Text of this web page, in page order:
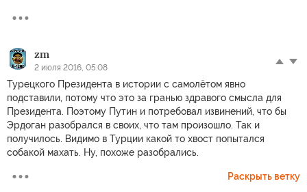
zm
2 июля 2016, 05:08
Турецкого Президента в истории с самолётом явно
подставили, потому что это за гранью здравого смысла для
Президента. Поэтому Путин и потребовал извинений, что бы
Эрдоган разобрался в своих, что там произошло. Так и
получилось. Видимо в Турции какой то хвост попытался
собакой махать. Ну, похоже разобрались.
Раскрыть ветку